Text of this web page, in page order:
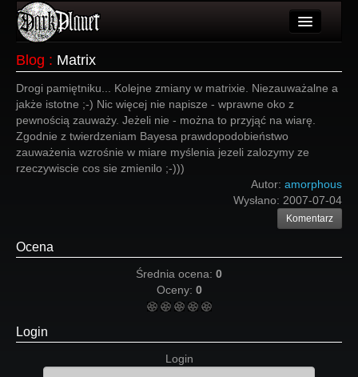
Wydarzenia
Galeria
Forum
Blog : Matrix
Drogi pamiętniku... Kolejne zmiany w matrixie. Niezauważalne a
jakże istotne ;-) Nic więcej nie napisze - wprawne oko z
pewnością zauważy. Jeżeli nie - można to przyjąć na wiarę.
Zgodnie z twierdzeniam Bayesa prawdopodobieństwo
zauważenia wzrośnie w miare myślenia jezeli zalozymy ze
rzeczywiscie cos sie zmienilo ;-)))
Autor: amorphous
Wysłano: 2007-07-04
Komentarz
Ocena
Średnia ocena: 0
Oceny: 0
Login
Login